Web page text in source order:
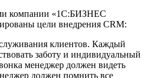
компании «1С:БИЗНЕС
цели внедрения CRM:
клиентов. Каждый
заботу и индивидуальный
менеджер должен видеть
должен помнить все